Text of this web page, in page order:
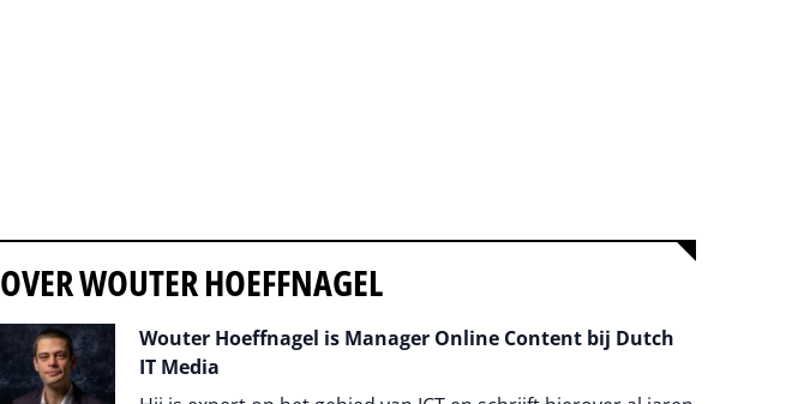
OVER WOUTER HOEFFNAGEL
Wouter Hoeffnagel is Manager Online Content bij Dutch
IT Media